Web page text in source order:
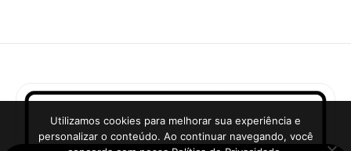
Utilizamos cookies para melhorar sua experiência e
personalizar o conteúdo. Ao continuar navegando, você